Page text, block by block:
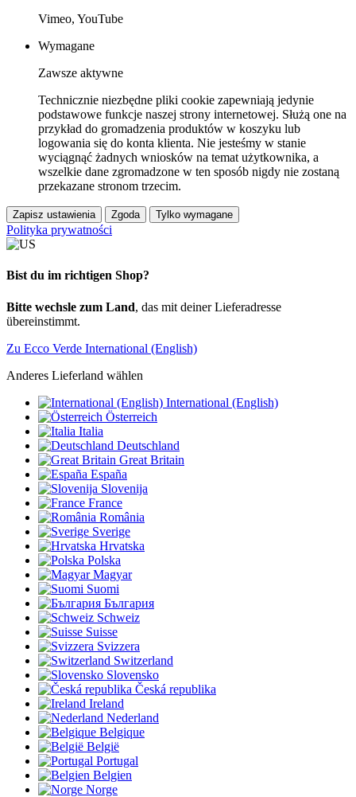
Vimeo, YouTube
Wymagane
Zawsze aktywne
Technicznie niezbędne pliki cookie zapewniają jedynie
podstawowe funkcje naszej strony internetowej. Służą one na
przykład do gromadzenia produktów w koszyku lub
logowania się do konta klienta. Nie jesteśmy w stanie
wyciągnąć żadnych wniosków na temat użytkownika, a
wszelkie dane zgromadzone w ten sposób nigdy nie zostaną
przekazane stronom trzecim.
Zapisz ustawienia Zgoda Tylko wymagane
Polityka prywatności
Bist du im richtigen Shop?
Bitte wechsle zum Land, das mit deiner Lieferadresse
übereinstimmt.
Zu Ecco Verde International (English)
Anderes Lieferland wählen
International (English)
Österreich
Italia
Deutschland
Great Britain
España
Slovenija
France
România
Sverige
Hrvatska
Polska
Magyar
Suomi
България
Schweiz
Suisse
Svizzera
Switzerland
Slovensko
Česká republika
Ireland
Nederland
Belgique
België
Portugal
Belgien
Norge